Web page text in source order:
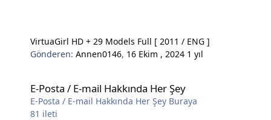
VirtuaGirl HD + 29 Models Full [ 2011 / ENG ]
Gönderen:Annen0146, 16 Ekim , 2024 1 yıl
E-Posta / E-mail Hakkında Her Şey
E-Posta / E-mail Hakkında Her Şey Buraya
81 ileti